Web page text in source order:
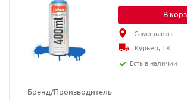
Бренд/Производитель
В
Самовывоз
Курьер, ТК
Есть в наличии